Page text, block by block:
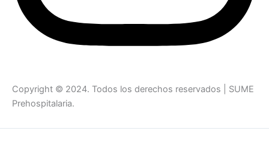
Copyright © 2024. Todos los derechos reservados | SUME
Prehospitalaria.